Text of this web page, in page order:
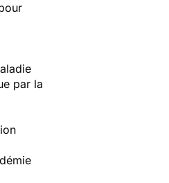
par la